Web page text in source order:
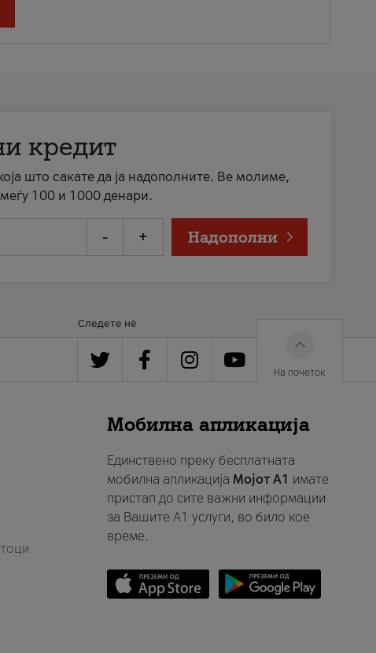
кредит
што сакате да ја надополните. Ве молиме,
100 и 1000 денари.
- + Надополни
Следете нè
На почеток
Мобилна апликација
Единствено преку бесплатната
мобилна апликација Мојот A1 имате
пристап до сите важни информации
за Вашите A1 услуги, во било кое
време.